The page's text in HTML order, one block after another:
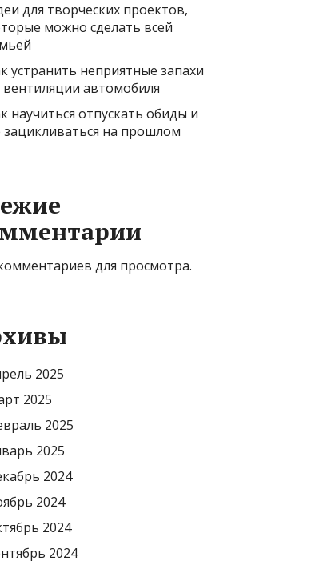
для творческих проектов,
можно сделать всей
устранить неприятные запахи
вентиляции автомобиля
научиться отпускать обиды и
зацикливаться на прошлом
для просмотра.
2025
2025
2025
2025
2024
2024
2024
2024